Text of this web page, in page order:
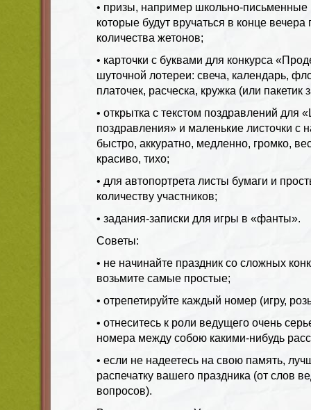
• призы, например школьно-письменные
которые будут вручаться в конце вечера
количества жетонов;
• карточки с буквами для конкурса
шуточной лотереи: свеча, календарь,
платочек, расческа, кружка (или пакетик
• открытка с текстом поздравлений для
поздравления» и маленькие листочки с
быстро, аккуратно, медленно, громко,
красиво, тихо;
• для автопортрета листы бумаги и
количеству участников;
• задания-записки для игры в «фанты».
Советы:
• не начинайте праздник со сложных
возьмите самые простые;
• отрепетируйте каждый номер (игру,
• отнеситесь к роли ведущего очень
номера между собою какими-нибудь
• если не надеетесь на свою память,
распечатку вашего праздника (от слов
вопросов).